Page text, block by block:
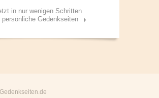
in nur wenigen Schritten
persönliche Gedenkseiten
Gedenkseiten.de